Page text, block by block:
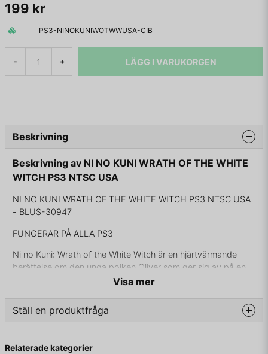
199 kr
PS3-NINOKUNIWOTWWUSA-CIB
- + LÄGG I VARUKORGEN
Beskrivning
Beskrivning av NI NO KUNI WRATH OF THE WHITE
WITCH PS3 NTSC USA
NI NO KUNI WRATH OF THE WHITE WITCH PS3 NTSC USA
- BLUS-30947
FUNGERAR PÅ ALLA PS3
Ni no Kuni: Wrath of the White Witch är en hjärtvärmande
berättelse om den unga pojken Oliver som ger sig av på en
resa till en parallellvärld för att bli en trollkarl och få tillbaka
nya vänner som hjälper honom att lära sig och växa. Han kan
även bli vän med varelserna som bor i detta parallella
uppfostra och samla ett helt menageri. Han kan till och med
Visa mer
Ställ en produktfråga
Fråga oss något om denna produkten...
Relaterade kategorier